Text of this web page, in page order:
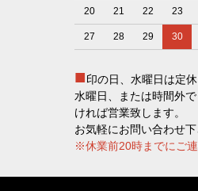
20 21 22 23
27 28 29 30
■印の日、水曜日は定休
水曜日、または時間外
ければ営業致します。
お気軽にお問い合わせ下
※休業前20時までにご連